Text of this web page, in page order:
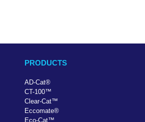
PRODUCTS
AD-Cat®
CT-100™
Clear-Cat™
Eccomate®
Eco-Cat™